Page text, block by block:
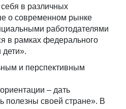
в различных
о современном рынке
работодателями
в рамках федерального
и перспективным
– дать
полезны своей стране». В